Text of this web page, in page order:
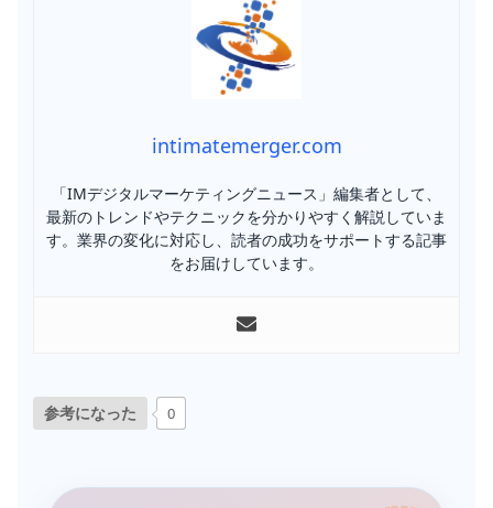
intimatemerger.com
「IMデジタルマーケティングニュース」編集者として、
最新のトレンドやテクニックを分かりやすく解説していま
す。業界の変化に対応し、読者の成功をサポートする記事
をお届けしています。
参考になった 0